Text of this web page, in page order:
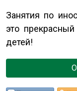
Занятия по
это
детей!